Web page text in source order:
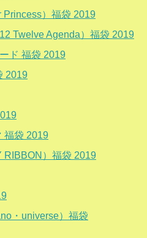
Princess）福袋 2019
Twelve Agenda）福袋 2019
ド 福袋 2019
2019
福袋 2019
RIBBON）福袋 2019
・universe）福袋